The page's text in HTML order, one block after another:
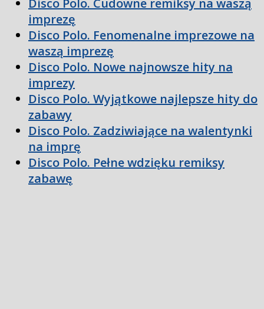
Disco Polo. Cudowne remiksy na waszą
imprezę
Disco Polo. Fenomenalne imprezowe na
waszą imprezę
Disco Polo. Nowe najnowsze hity na
imprezy
Disco Polo. Wyjątkowe najlepsze hity do
zabawy
Disco Polo. Zadziwiające na walentynki
na imprę
Disco Polo. Pełne wdzięku remiksy
zabawę